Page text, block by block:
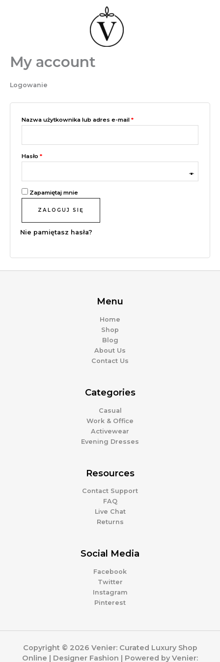
My account
Logowanie
Nazwa użytkownika lub adres e-mail *Wymagane
Hasło *Wymagane
Zapamiętaj mnie
ZALOGUJ SIĘ
Nie pamiętasz hasła?
Menu
Home
Shop
Blog
About Us
Contact Us
Categories
Casual
Work & Office
Activewear
Evening Dresses
Resources
Contact Support
FAQ
Live Chat
Returns
Social Media
Facebook
Twitter
Instagram
Pinterest
Copyright © 2026 Venier: Curated Luxury Shop
Online | Designer Fashion | Powered by Venier: